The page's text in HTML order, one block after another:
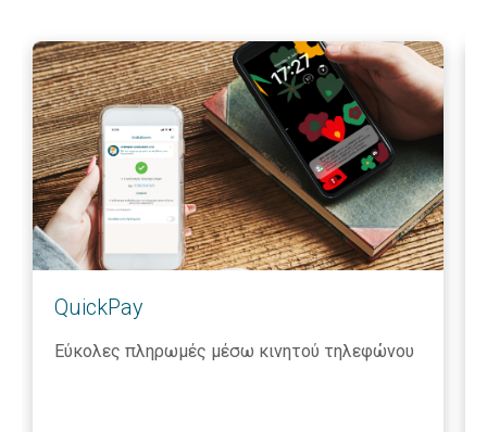
Περισσότερα
QuickPay
Εύκολες πληρωμές μέσω κινητού τηλεφώνου